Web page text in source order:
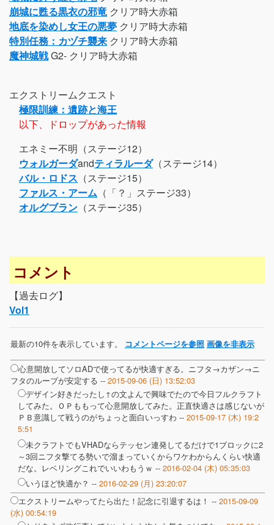
崩城に甦る黒衣の邪竜 クリア時大赤箱
地底を染めし女王の悪夢 クリア時大赤箱
特別任務：カヅチ襲来 クリア時大赤箱
魔神城戦G2- クリア時大赤箱
エクストリームクエスト
極限訓練：遺跡と海王
以下、ドロップがあった情報
エネミー不明（ステージ12）
ウォルガーダandティラルーダ（ステージ14）
バル・ロドス （ステージ15）
ファルス・アーム （「？」ステージ33）
オルグブラン （ステージ35）
コメント
【過去ログ】
Vol1
最新の10件を表示しています。 コメントページを参照 画像を非表示
心意開放してソロADで使ってるが快適すぎる。ニフタ→カザン→ニ
フタのループが安定する -- 2015-09-06 (日) 13:52:03
デザイン好きだったし↑の文よんで興味でたので今日フルクラフト
してみた。ＯＰももって心意開放してみた。正直快適さは感じないが
ＰＢ意識して戦うのがちょっと面白いっすわ -- 2015-09-17 (木) 19:2
5:51
未クラフトでもVHADならテッセン連発してるだけで1ブロックに2
～3回ニフタ撃てる勢いで溜まっていくからワケわからんくらい快適
だな。レベリングこれでいいわもうｗ -- 2016-02-04 (木) 05:35:03
いうほど快適か？ -- 2016-02-29 (月) 23:20:07
エクストリームやってたら出た！記念に引退するは！ -- 2015-09-09
(水) 00:54:19